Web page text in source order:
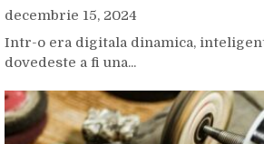
decembrie 15, 2024
Intr-o era digitala dinamica,
dovedeste a fi una...